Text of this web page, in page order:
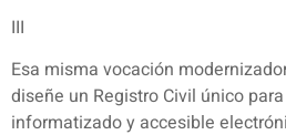
III
Esa misma vocación
diseñe un Registro Civil único
informatizado y accesible